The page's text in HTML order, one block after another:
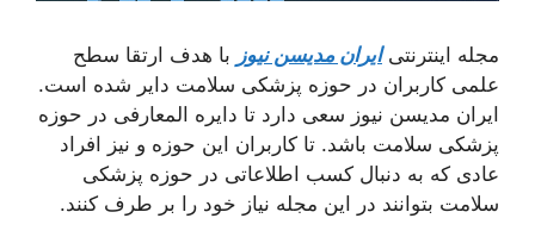
مجله اینترنتیایران مدیسن نیوز با هدف ارتقا سطح
علمی کاربران در حوزه پزشکی سلامت دایر شده است.
ایران مدیسن نیوز سعی دارد تا دایره المعارفی در حوزه
پزشکی سلامت باشد. تا کاربران این حوزه و نیز افراد
عادی که به دنبال کسب اطلاعاتی در حوزه پزشکی
سلامت بتوانند در این مجله نیاز خود را بر طرف کنند.